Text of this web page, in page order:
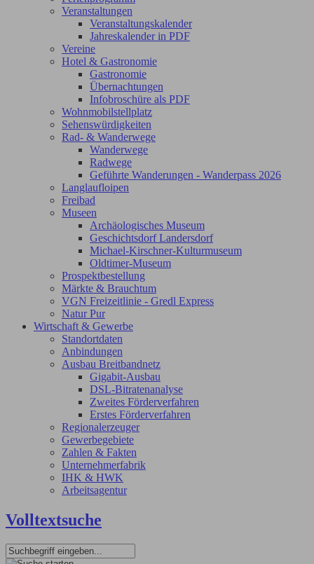
Veranstaltungen
Veranstaltungskalender
Jahreskalender in PDF
Vereine
Hotel & Gastronomie
Gastronomie
Übernachtungen
Infobroschüre als PDF
Wohnmobilstellplatz
Sehenswürdigkeiten
Rad- & Wanderwege
Wanderwege
Radwege
Geführte Wanderungen - Wanderpass 2026
Langlaufloipen
Freibad
Museen
Archäologisches Museum
Geschichtsdorf Landersdorf
Michael-Kirschner-Kulturmuseum
Oldtimer-Museum
Prospektbestellung
Märkte & Brauchtum
VGN Freizeitlinie - Gredl Express
Natur Pur
Wirtschaft & Gewerbe
Standortdaten
Anbindungen
Ausbau Breitbandnetz
Gigabit-Ausbau
DSL-Bitratenanalyse
Zweites Förderverfahren
Erstes Förderverfahren
Regionalerzeuger
Gewerbegebiete
Zahlen & Fakten
Unternehmerfabrik
IHK & HWK
Arbeitsagentur
Volltextsuche